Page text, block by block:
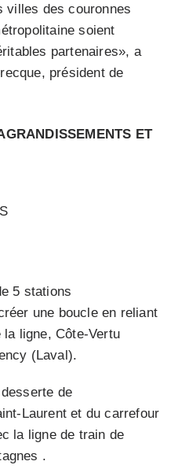
villes des couronnes
soient
partenaires», a
président de
ET
S
5 stations
une boucle en reliant
ligne, Côte-Vertu
(Laval).
de
Laurent et du carrefour
la ligne de train de
.